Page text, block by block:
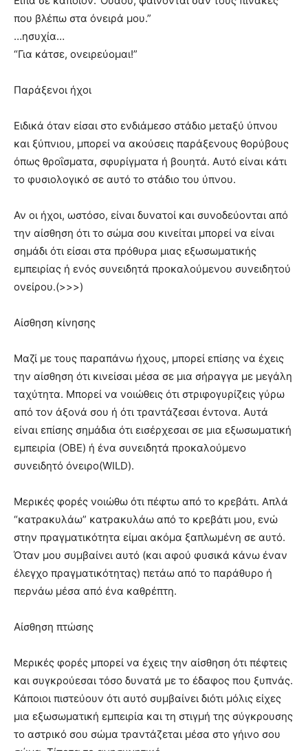
που βλέπω στα όνειρά μου.”
…ησυχία…
“Για κάτσε, ονειρεύομαι!”
Παράξενοι ήχοι
Ειδικά όταν είσαι στο ενδιάμεσο στάδιο μεταξύ ύπνου
και ξύπνιου, μπορεί να ακούσεις παράξενους θορύβους
όπως θροΐσματα, σφυρίγματα ή βουητά. Αυτό είναι κάτι
το φυσιολογικό σε αυτό το στάδιο του ύπνου.
Αν οι ήχοι, ωστόσο, είναι δυνατοί και συνοδεύονται από
την αίσθηση ότι το σώμα σου κινείται μπορεί να είναι
σημάδι ότι είσαι στα πρόθυρα μιας εξωσωματικής
εμπειρίας ή ενός συνειδητά προκαλούμενου συνειδητού
ονείρου.(>>>)
Αίσθηση κίνησης
Μαζί με τους παραπάνω ήχους, μπορεί επίσης να έχεις
την αίσθηση ότι κινείσαι μέσα σε μια σήραγγα με μεγάλη
ταχύτητα. Μπορεί να νοιώθεις ότι στριφογυρίζεις γύρω
από τον άξονά σου ή ότι τραντάζεσαι έντονα. Αυτά
είναι επίσης σημάδια ότι εισέρχεσαι σε μια εξωσωματική
εμπειρία (OBE) ή ένα συνειδητά προκαλούμενο
συνειδητό όνειρο(WILD).
Μερικές φορές νοιώθω ότι πέφτω από το κρεβάτι. Απλά
“κατρακυλάω” κατρακυλάω από το κρεβάτι μου, ενώ
στην πραγματικότητα είμαι ακόμα ξαπλωμένη σε αυτό.
Όταν μου συμβαίνει αυτό (και αφού φυσικά κάνω έναν
έλεγχο πραγματικότητας) πετάω από το παράθυρο ή
περνάω μέσα από ένα καθρέπτη.
Αίσθηση πτώσης
Μερικές φορές μπορεί να έχεις την αίσθηση ότι πέφτεις
και συγκρούεσαι τόσο δυνατά με το έδαφος που ξυπνάς.
Κάποιοι πιστεύουν ότι αυτό συμβαίνει διότι μόλις είχες
μια εξωσωματική εμπειρία και τη στιγμή της σύγκρουσης
το αστρικό σου σώμα τραντάζεται μέσα στο γήινο σου